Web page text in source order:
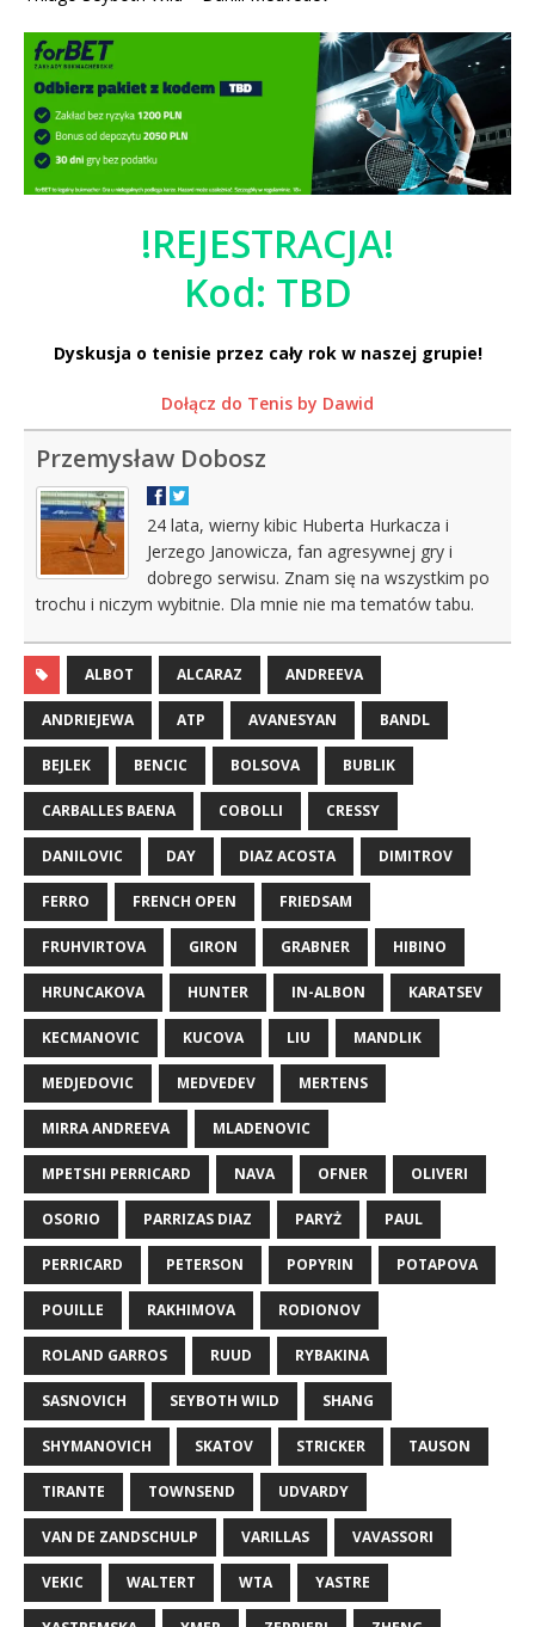
!REJESTRACJA!
Kod: TBD
Dyskusja o tenisie przez cały rok w naszej grupie!
Dołącz do Tenis by Dawid
Przemysław Dobosz
24 lata, wierny kibic Huberta Hurkacza i
Jerzego Janowicza, fan agresywnej gry i
dobrego serwisu. Znam się na wszystkim po
trochu i niczym wybitnie. Dla mnie nie ma tematów tabu.
ALBOT ALCARAZ ANDREEVA
ANDRIEJEWA ATP AVANESYAN BANDL
BEJLEK BENCIC BOLSOVA BUBLIK
CARBALLES BAENA COBOLLI CRESSY
DANILOVIC DAY DIAZ ACOSTA DIMITROV
FERRO FRENCH OPEN FRIEDSAM
FRUHVIRTOVA GIRON GRABNER HIBINO
HRUNCAKOVA HUNTER IN-ALBON KARATSEV
KECMANOVIC KUCOVA LIU MANDLIK
MEDJEDOVIC MEDVEDEV MERTENS
MIRRA ANDREEVA MLADENOVIC
MPETSHI PERRICARD NAVA OFNER OLIVERI
OSORIO PARRIZAS DIAZ PARYŻ PAUL
PERRICARD PETERSON POPYRIN POTAPOVA
POUILLE RAKHIMOVA RODIONOV
ROLAND GARROS RUUD RYBAKINA
SASNOVICH SEYBOTH WILD SHANG
SHYMANOVICH SKATOV STRICKER TAUSON
TIRANTE TOWNSEND UDVARDY
VAN DE ZANDSCHULP VARILLAS VAVASSORI
VEKIC WALTERT WTA YASTRE